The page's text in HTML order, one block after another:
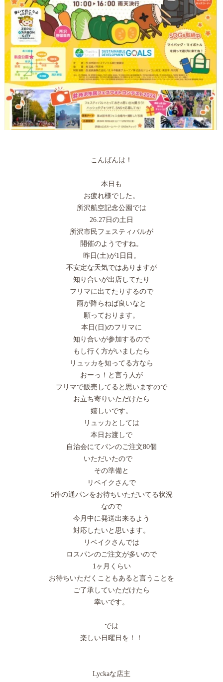
こんばんは！
本日も
お疲れ様でした。
所沢航空記念公園では
26.27日の土日
所沢市民フェスティバルが
開催のようですね。
昨日(土)が1日目。
不安定な天気ではありますが
知り合いが出店してたり
フリマに出てたりするので
雨が降らねば良いなと
願っております。
本日(日)のフリマに
知り合いが参加するので
もし行く方がいましたら
リュッカを知ってる方なら
おーっ！と言う人が
フリマで販売してると思いますので
お立ち寄りいただけたら
嬉しいです。
リュッカとしては
本日お渡しで
自治会にてパンのご注文80個
いただいたので
その準備と
リベイクさんで
5件の通パンをお待ちいただいてる状況
なので
今月中に発送出来るよう
対応したいと思います。
リベイクさんでは
ロスパンのご注文が多いので
1ヶ月くらい
お待ちいただくこともあると言うことを
ご了承していただけたら
幸いです。
では
楽しい日曜日を！！
Lyckaな店主